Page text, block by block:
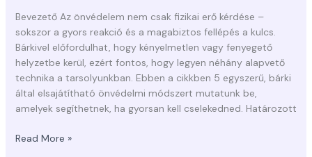
Bevezető Az önvédelem nem csak fizikai erő kérdése –
sokszor a gyors reakció és a magabiztos fellépés a kulcs.
Bárkivel előfordulhat, hogy kényelmetlen vagy fenyegető
helyzetbe kerül, ezért fontos, hogy legyen néhány alapvető
technika a tarsolyunkban. Ebben a cikkben 5 egyszerű, bárki
által elsajátítható önvédelmi módszert mutatunk be,
amelyek segíthetnek, ha gyorsan kell cselekedned. Határozott
Read More »